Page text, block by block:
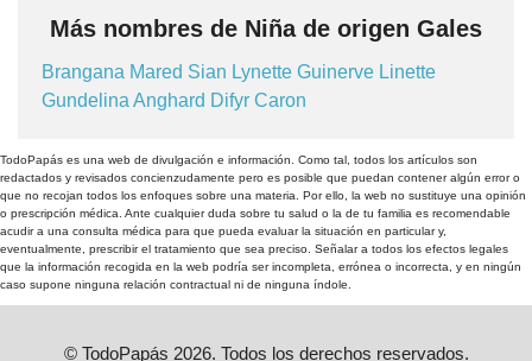
Más nombres de Niña de origen Gales
Brangana Mared Sian Lynette Guinerve Linette
Gundelina Anghard Difyr Caron
TodoPapás es una web de divulgación e información. Como tal, todos los artículos son
redactados y revisados concienzudamente pero es posible que puedan contener algún error o
que no recojan todos los enfoques sobre una materia. Por ello, la web no sustituye una opinión
o prescripción médica. Ante cualquier duda sobre tu salud o la de tu familia es recomendable
acudir a una consulta médica para que pueda evaluar la situación en particular y,
eventualmente, prescribir el tratamiento que sea preciso. Señalar a todos los efectos legales
que la información recogida en la web podría ser incompleta, errónea o incorrecta, y en ningún
caso supone ninguna relación contractual ni de ninguna índole.
© TodoPapás 2026. Todos los derechos reservados.